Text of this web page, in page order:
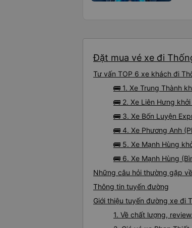
Đặt mua vé xe đi
Tư vấn TOP 6 xe khách đi
🚌 1. Xe Trung Thành
🚌 2. Xe Liên Hưng
🚌 3. Xe Bốn Luyện
🚌 4. Xe Phương Anh
🚌 5. Xe Mạnh Hùng
🚌 6. Xe Mạnh Hùng
Những câu hỏi thường gặp
Thông tin tuyến đường
Giới thiệu tuyến đường xe đi
1. Về chất lượng,